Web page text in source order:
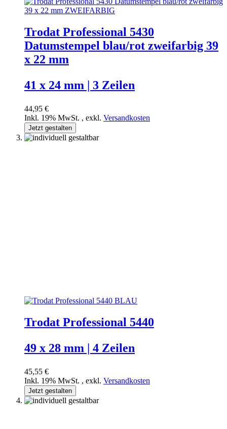
Trodat Professional 5430
Datumstempel blau/rot zweifarbig 39
x 22 mm
41 x 24 mm | 3 Zeilen
44,95 €
Inkl. 19% MwSt. , exkl. Versandkosten
Jetzt gestalten
Trodat Professional 5440
49 x 28 mm | 4 Zeilen
45,55 €
Inkl. 19% MwSt. , exkl. Versandkosten
Jetzt gestalten